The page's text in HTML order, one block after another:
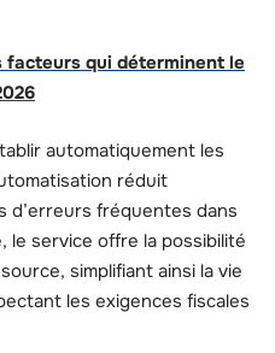
facteurs qui déterminent le
automatiquement les
réduit
d’erreurs fréquentes dans
le service offre la possibilité
simplifiant ainsi la vie
les exigences fiscales